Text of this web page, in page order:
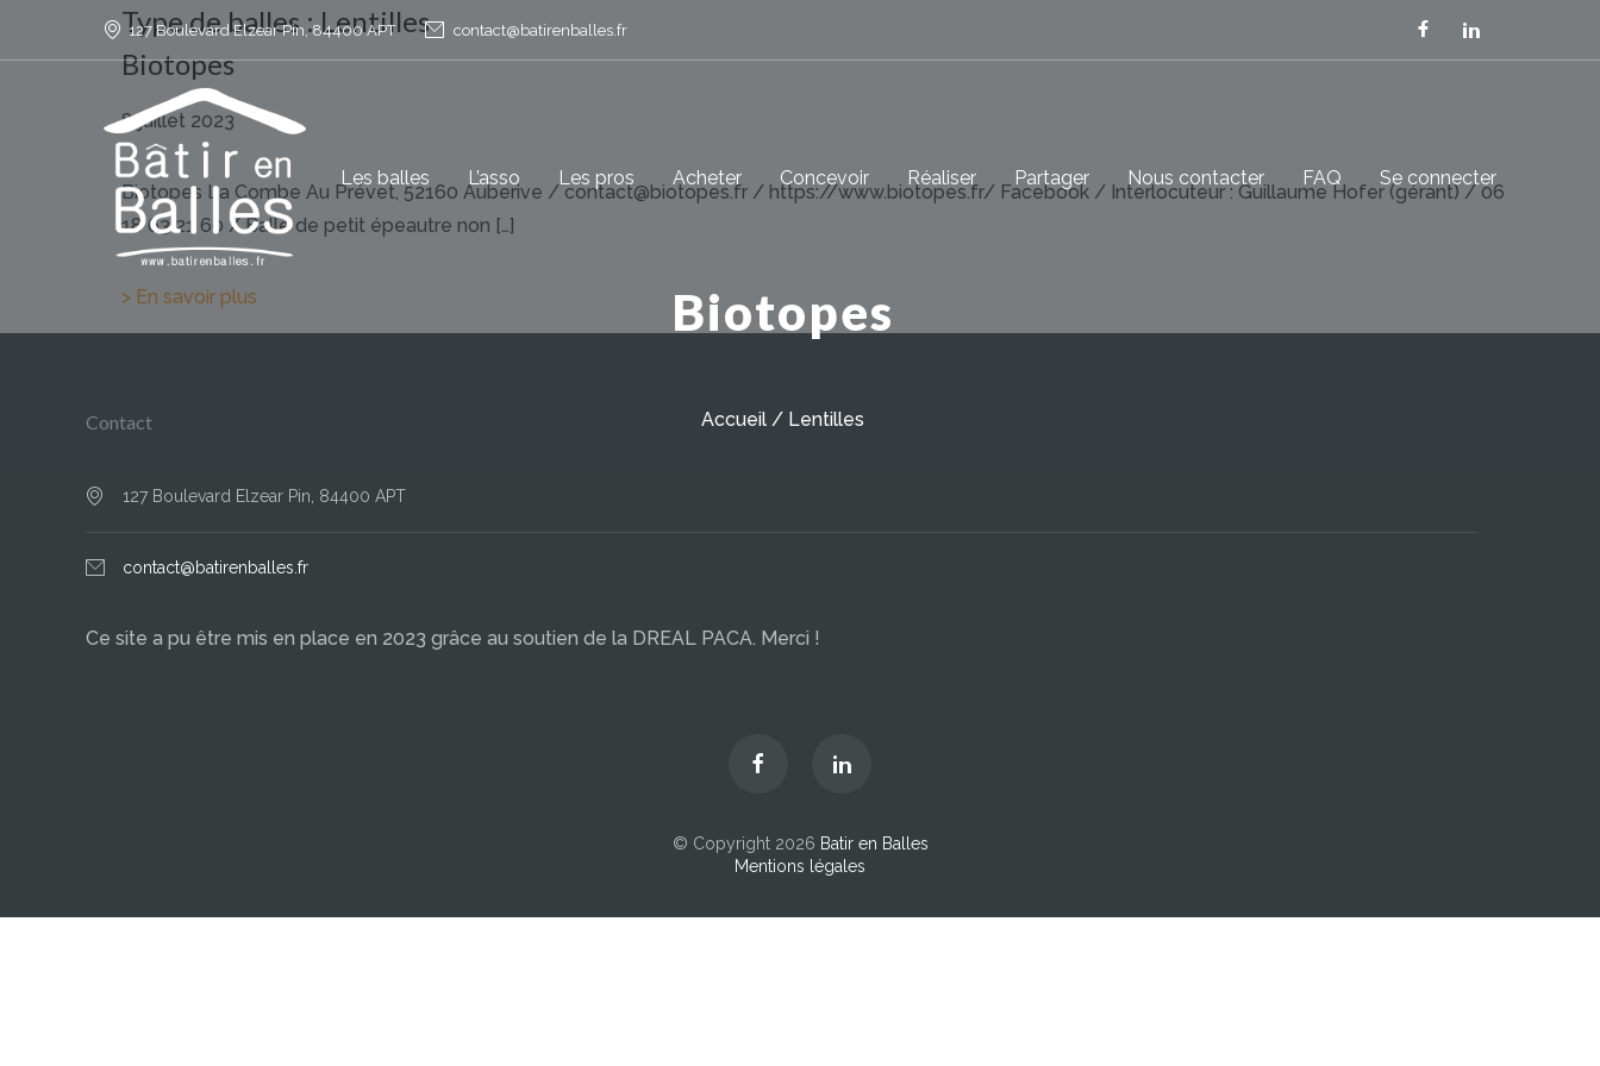
127 Boulevard Elzear Pin, 84400 APT contact@batirenballes.fr
Les balles L’asso Les pros Acheter Concevoir Réaliser Partager Nous contacter FAQ Se connecter
Biotopes
Accueil/ Lentilles
Type de balles :Lentilles
Biotopes
8 juillet 2023
Biotopes La Combe Au Prévet, 52160 Auberive / contact@biotopes.fr / https://www.biotopes.fr/ Facebook / Interlocuteur : Guillaume Hofer (gérant) / 06
18 63 21 60 / Balle de petit épeautre non […]
> En savoir plus
Contact
127 Boulevard Elzear Pin, 84400 APT
contact@batirenballes.fr
Ce site a pu être mis en place en 2023 grâce au soutien de la DREAL PACA. Merci !
© Copyright 2026 Batir en Balles
Mentions légales